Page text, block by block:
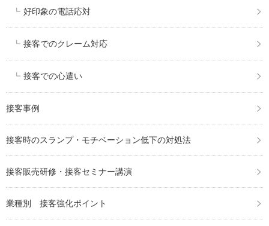
好印象の電話応対
接客でのクレーム対応
接客での心遣い
接客事例
接客時のスランプ・モチベーション低下の対処法
接客販売研修・接客セミナー講演
業種別 接客強化ポイント